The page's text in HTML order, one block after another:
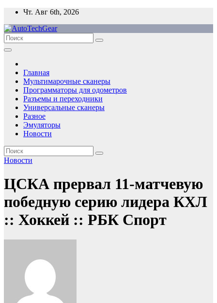
Перейти
содержимому
Чт. Авг 6th, 2026
Главная
Мультимарочные сканеры
Программаторы для одометров
Разъемы и переходники
Универсальные сканеры
Разное
Эмуляторы
Новости
Новости
ЦСКА прервал 11-матчевую
победную серию лидера КХЛ
:: Хоккей :: РБК Спорт